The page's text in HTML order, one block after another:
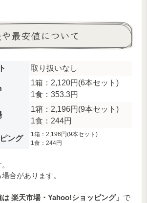
最安値について
取り扱いなし
1箱：2,120円(6本セット)
1食：353.3円
1箱：2,196円(9本セット)
1食：244円
ング
1箱：2,196円(9本セット)
1食：244円
合があります。
は 楽天市場・Yahoo!ショッピング」 で